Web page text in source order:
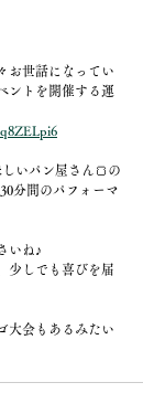
お世話になってい
ントを開催する運
いパン屋さん🍞の
分間のパフォーマ
いね♪
少しでも喜びを届
大会もあるみたい